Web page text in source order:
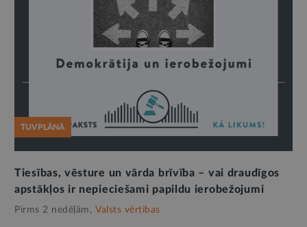
TUVPLĀNĀ
Tiesības, vēsture un vārda brīvība – vai draudīgos
apstākļos ir nepieciešami papildu ierobežojumi
Pirms 2 nedēļām, Valsts vērtības